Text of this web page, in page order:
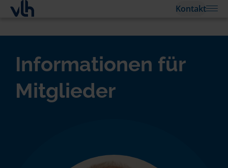
Kontakt
Informationen für
Mitglieder